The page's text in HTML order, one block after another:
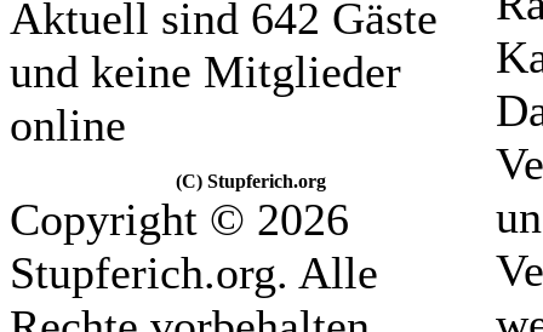
Aktuell sind 642 Gäste
und keine Mitglieder
online
(C) Stupferich.org
Copyright © 2026
Stupferich.org. Alle